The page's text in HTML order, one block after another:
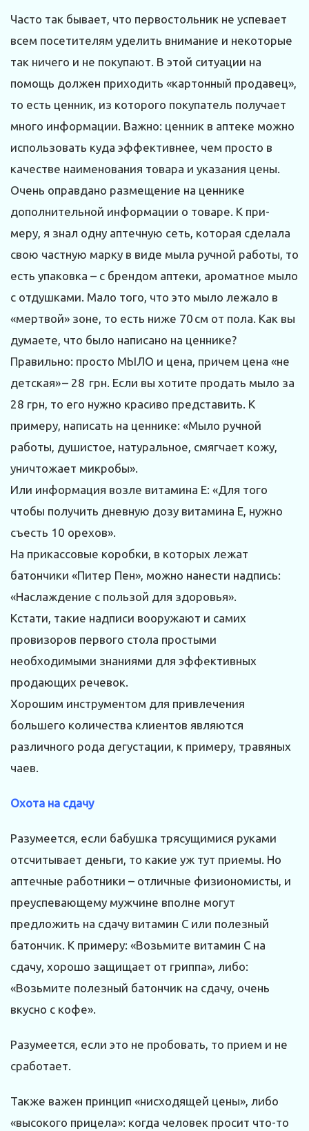
Часто так бывает, что первостольник не успевает
всем посетителям уделить внимание и некоторые
так ничего и не покупают. В этой ситуации на
помощь должен приходить «картонный продавец»,
то есть ценник, из которого покупатель получает
много информации. Важно: ценник в аптеке можно
использовать куда эффективнее, чем просто в
качестве наименования товара и указания цены.
Очень оправдано размещение на ценнике
дополнительной информации о товаре. К при-
меру, я знал одну аптечную сеть, которая сделала
свою частную марку в виде мыла ручной работы, то
есть упаковка – с брендом аптеки, ароматное мыло
с отдушками. Мало того, что это мыло лежало в
«мертвой» зоне, то есть ниже 70 см от пола. Как вы
думаете, что было написано на ценнике?
Правильно: просто МЫЛО и цена, причем цена «не
детская» – 28 грн. Если вы хотите продать мыло за
28 грн, то его нужно красиво представить. К
примеру, написать на ценнике: «Мыло ручной
работы, душистое, натуральное, смягчает кожу,
уничтожает микробы».
Или информация возле витамина Е: «Для того
чтобы получить дневную дозу витамина Е, нужно
съесть 10 орехов».
На прикассовые коробки, в которых лежат
батончики «Питер Пен», можно нанести надпись:
«Наслаждение с пользой для здоровья».
Кстати, такие надписи вооружают и самих
провизоров первого стола простыми
необходимыми знаниями для эффективных
продающих речевок.
Хорошим инструментом для привлечения
большего количества клиентов являются
различного рода дегустации, к примеру, травяных
чаев.
Охота на сдачу
Разумеется, если бабушка трясущимися руками
отсчитывает деньги, то какие уж тут приемы. Но
аптечные работники – отличные физиономисты, и
преуспевающему мужчине вполне могут
предложить на сдачу витамин С или полезный
батончик. К примеру: «Возьмите витамин С на
сдачу, хорошо защищает от гриппа», либо:
«Возьмите полезный батончик на сдачу, очень
вкусно с кофе».
Разумеется, если это не пробовать, то прием и не
сработает.
Также важен принцип «нисходящей цены», либо
«высокого прицела»: когда человек просит что-то